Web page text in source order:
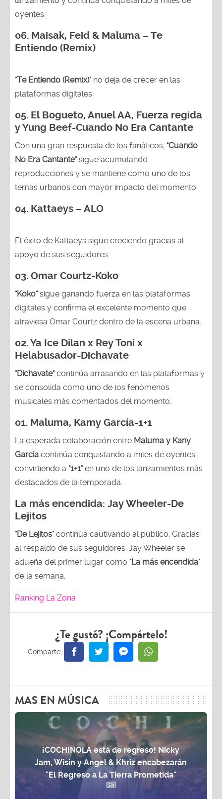
oyentes.
06. Maisak, Feid & Maluma – Te
Entiendo (Remix)
"Te Entiendo (Remix)"no deja de crecer en las
plataformas digitales.
05. El Bogueto, Anuel AA, Fuerza regida
y Yung Beef-Cuando No Era Cantante
Con una gran respuesta de los fanáticos, "Cuando
No Era Cantante"sigue acumulando
reproducciones y se mantiene como uno de los
temas urbanos con mayor impacto del momento.
04. Kattaeys – ALO
El éxito de Kattaeys sigue creciendo gracias al
apoyo de sus seguidores.
03. Omar Courtz-Koko
"Koko"sigue ganando fuerza en las plataformas
digitales y confirma el excelente momento que
atraviesa Omar Courtz dentro de la escena urbana.
02.Ya Ice Dilan x Rey Toni x
Helabusador-Dichavate
"Dichavate"continúa arrasando en las plataformas y
se consolida como uno de los fenómenos
musicales más comentados del momento.
01. Maluma, Kamy García-1+1
La esperada colaboración entre Maluma y Kany
García continúa conquistando a miles de oyentes,
convirtiendo a "1+1"en uno de los lanzamientos más
destacados de la temporada.
La más encendida: Jay Wheeler-De
Lejitos
"De Lejitos"continúa cautivando al público. Gracias
al respaldo de sus seguidores, Jay Wheeler se
adueña del primer lugar como "La más encendida"
de la semana.
Ranking La Zona
¿Te gustó? ¡Compártelo!
MAS EN MÚSICA
¡COCHINOLA está de regreso! Nicky
Jam, Wisin y Angel & Khriz encabezarán
"El Regreso a La Tierra Prometida"